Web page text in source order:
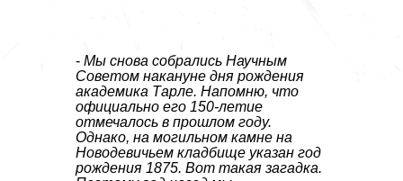
- Мы снова собрались Научным
Советом накануне дня рождения
академика Тарле. Напомню, что
официально его 150-летие
отмечалось в прошлом году.
Однако, на могильном камне на
Новодевичьем кладбище указан год
рождения 1875. Вот такая загадка.